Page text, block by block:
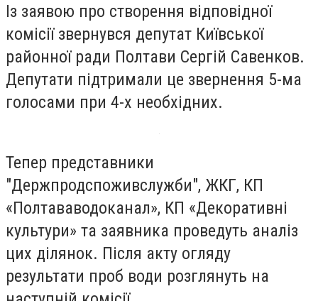
Із заявою про створення відповідної
комісії звернувся депутат Київської
районної ради Полтави Сергій Савенков.
Депутати підтримали це звернення 5-ма
голосами при 4-х необхідних.
Тепер представники
"Держпродспоживслужби", ЖКГ, КП
«Полтававодоканал», КП «Декоративні
культури» та заявника проведуть аналіз
цих ділянок. Після акту огляду
результати проб води розглянуть на